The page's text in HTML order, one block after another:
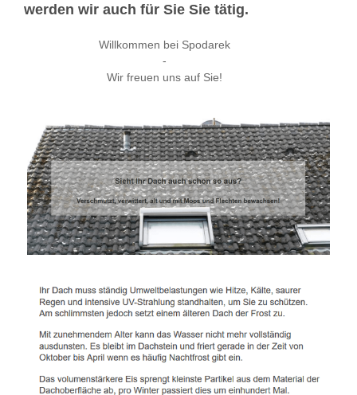
werden wir auch für Sie Sie tätig.
Willkommen bei Spodarek
-
Wir freuen uns auf Sie!